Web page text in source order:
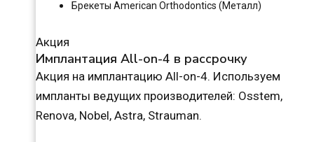
Брекеты American Orthodontics (Металл)
Акция
Имплантация All-on-4 в рассрочку
Акция на имплантацию All-on-4. Используем
импланты ведущих производителей: Osstem,
Renova, Nobel, Astra, Strauman.